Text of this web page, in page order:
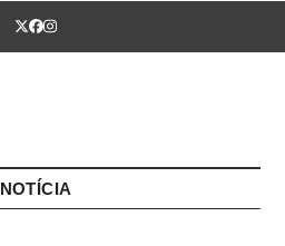
Twitter
Facebook
Instagram
NOTÍCIA